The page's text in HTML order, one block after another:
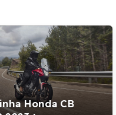
Honda CB